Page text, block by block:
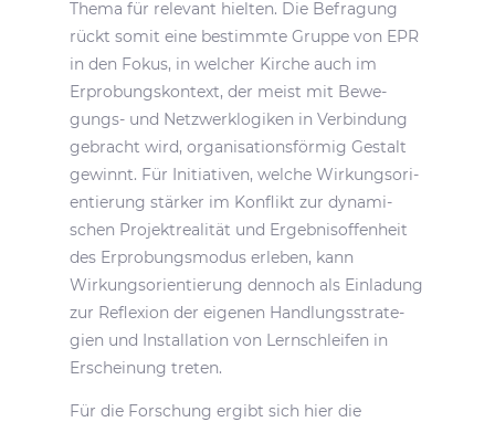
Thema für rele­vant hielten. Die Befra­gung
rückt somit eine bestimmte Gruppe von EPR
in den Fokus, in welcher Kirche auch im
Erpro­bungs­kon­text, der meist mit Bewe­
gungs- und Netz­werk­lo­giken in Verbin­dung
gebracht wird, orga­ni­sa­ti­ons­förmig Gestalt
gewinnt. Für Initia­tiven, welche Wirkungs­ori­
en­tie­rung stärker im Konflikt zur dyna­mi­
schen Projekt­rea­lität und Ergeb­nis­of­fen­heit
des Erpro­bungs­modus erleben, kann
Wirkungs­ori­en­tie­rung dennoch als Einla­dung
zur Refle­xion der eigenen Hand­lungs­stra­te­
gien und Instal­la­tion von Lern­schleifen in
Erschei­nung treten.
Für die Forschung ergibt sich hier die